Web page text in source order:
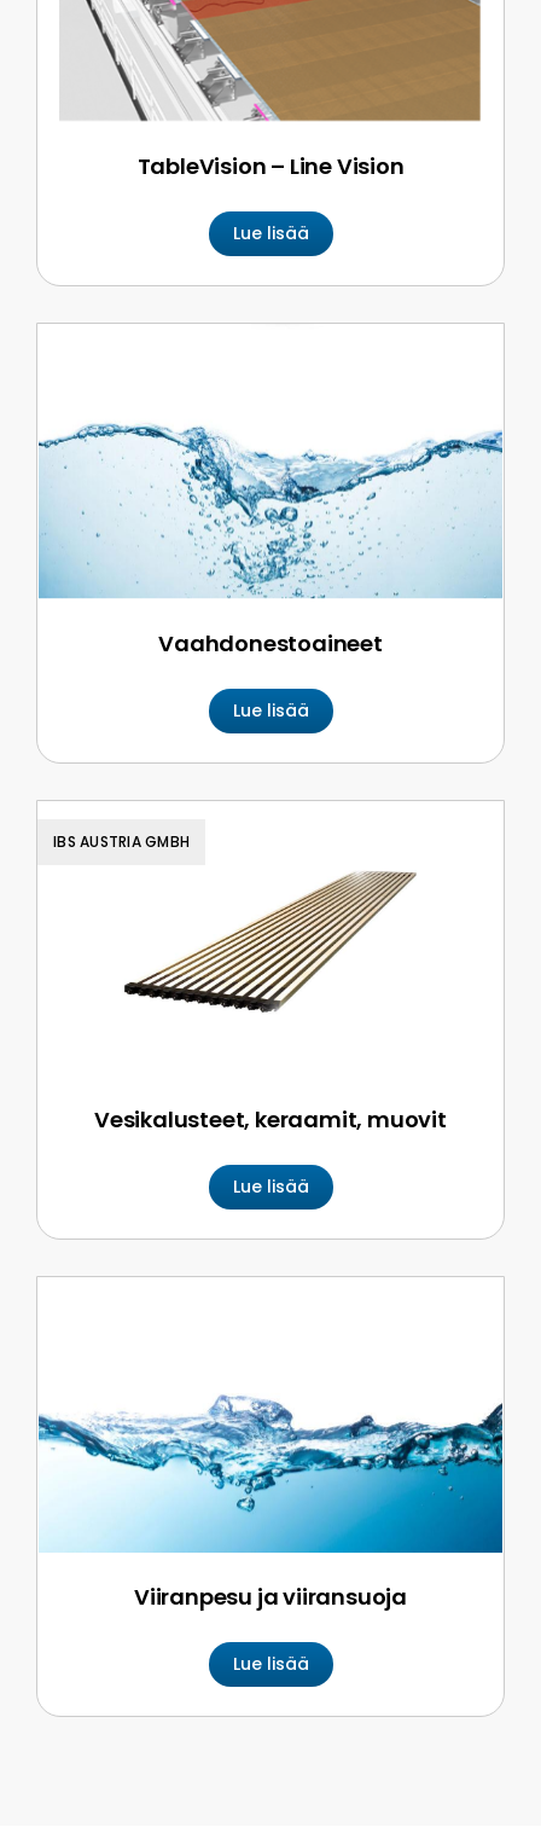
TableVision – Line Vision
Lue lisää
Vaahdon­estoaineet
Lue lisää
Vesikalusteet, keraamit, muovit
Lue lisää
IBS AUSTRIA GMBH
Viiranpesu ja viiransuoja
Lue lisää